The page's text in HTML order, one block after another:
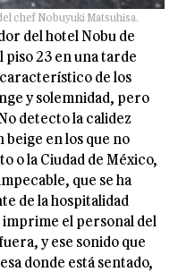
chef Nobuyuki Matsuhisa.
del hotel Nobu de
piso 23 en una tarde
característico de los
y solemnidad, pero
detecto la calidez
en los que no
o la Ciudad de México,
que se ha
de la hospitalidad
el personal del
y ese sonido que
donde está sentado,